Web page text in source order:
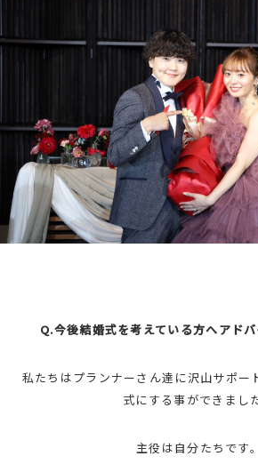
Q.今後結婚式を考えている方へアド
私たちはプランナーさん達に沢山サポー
式にする事ができました
主役は自分たちです。